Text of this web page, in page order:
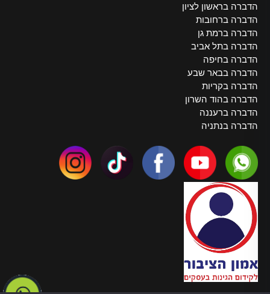
הדברה בראשון לציון
הדברה ברחובות
הדברה ברמת גן
הדברה בתל אביב
הדברה בחיפה
הדברה בבאר שבע
הדברה בקריות
הדברה בהוד השרון
הדברה ברעננה
הדברה בנתניה